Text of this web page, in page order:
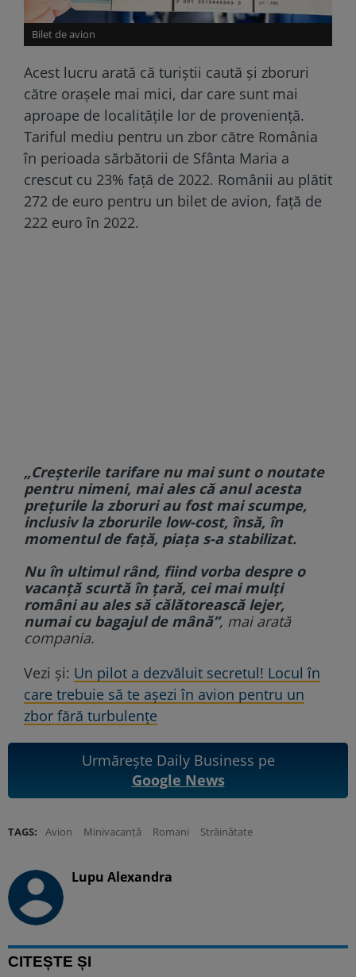
Bilet de avion
Acest lucru arată că turiștii caută și zboruri
către orașele mai mici, dar care sunt mai
aproape de localitățile lor de proveniență.
Tariful mediu pentru un zbor către România
în perioada sărbătorii de Sfânta Maria a
crescut cu 23% faţă de 2022. Românii au plătit
272 de euro pentru un bilet de avion, față de
222 euro în 2022.
„Creşterile tarifare nu mai sunt o noutate
pentru nimeni, mai ales că anul acesta
preţurile la zboruri au fost mai scumpe,
inclusiv la zborurile low-cost, însă, în
momentul de faţă, piaţa s-a stabilizat.
Nu în ultimul rând, fiind vorba despre o
vacanţă scurtă în ţară, cei mai mulţi
români au ales să călătorească lejer,
numai cu bagajul de mână”, mai arată
compania.
Vezi și: Un pilot a dezvăluit secretul! Locul în
care trebuie să te așezi în avion pentru un
zbor fără turbulențe
Urmărește Daily Business pe
Google News
TAGS: Avion Minivacanță Romani Străinătate
Lupu Alexandra
CITEȘTE ȘI